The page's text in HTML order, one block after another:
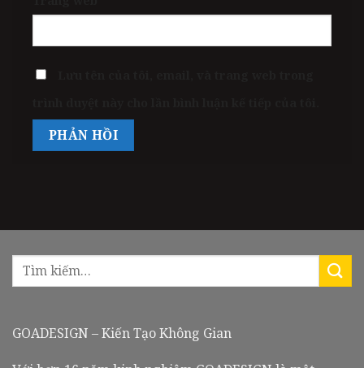
GOADESIGN – Kiến Tạo Không Gian